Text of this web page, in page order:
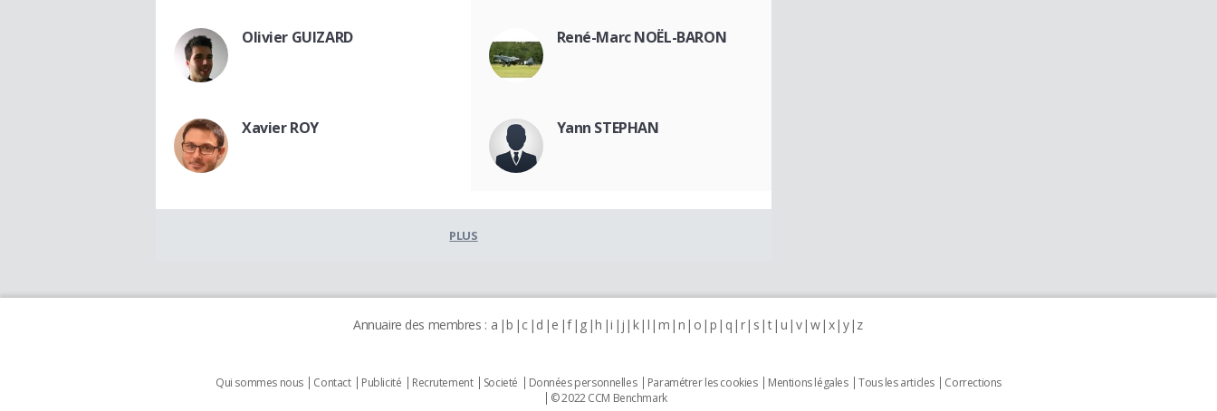
Olivier GUIZARD René-Marc NOËL-BARON
Xavier ROY Yann STEPHAN
PLUS
Annuaire des membres : a b c d e f g h i j k l m n o p q r s t u v w x y z
Qui sommes nous Contact Publicité Recrutement Societé Données personnelles Paramétrer les cookies Mentions légales Tous les articles
Corrections
© 2022 CCM Benchmark